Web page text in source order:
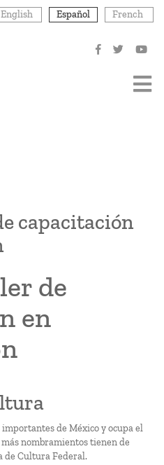
English Español French
capacitación
de
en
importantes de México y ocupa el
nombramientos tienen de
de Cultura Federal.